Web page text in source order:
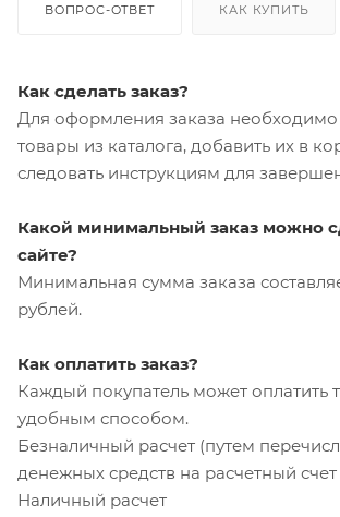
ВОПРОС-ОТВЕТ КАК КУПИТЬ
Как сделать заказ?
Для оформления заказа необходимо
товары из каталога, добавить их в
следовать инструкциям для
Какой минимальный заказ можно
сайте?
Минимальная сумма заказа
рублей.
Как оплатить заказ?
Каждый покупатель может оплатить
удобным способом.
Безналичный расчет (путем
денежных средств на расчетный
Наличный расчет